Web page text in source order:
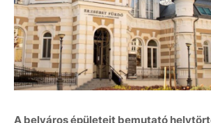
A belváros épületeit bemutató